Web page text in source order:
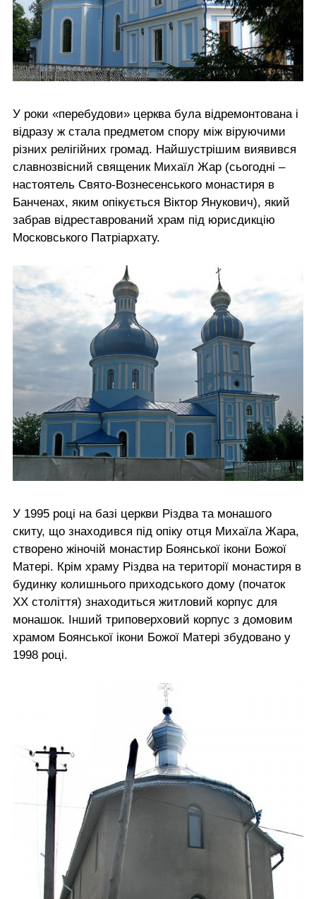
У роки «перебудови» церква була відремонтована і
відразу ж стала предметом спору між віруючими
різних релігійних громад. Найшустрішим виявився
славнозвісний священик Михаїл Жар (сьогодні –
настоятель Свято-Вознесенського монастиря в
Банченах, яким опікується Віктор Янукович), який
забрав відреставрований храм під юрисдикцію
Московського Патріархату.
У 1995 році на базі церкви Різдва та монашого
скиту, що знаходився під опіку отця Михаїла Жара,
створено жіночій монастир Боянської ікони Божої
Матері. Крім храму Різдва на території монастиря в
будинку колишнього приходського дому (початок
ХХ століття) знаходиться житловий корпус для
монашок. Інший триповерховий корпус з домовим
храмом Боянської ікони Божої Матері збудовано у
1998 році.